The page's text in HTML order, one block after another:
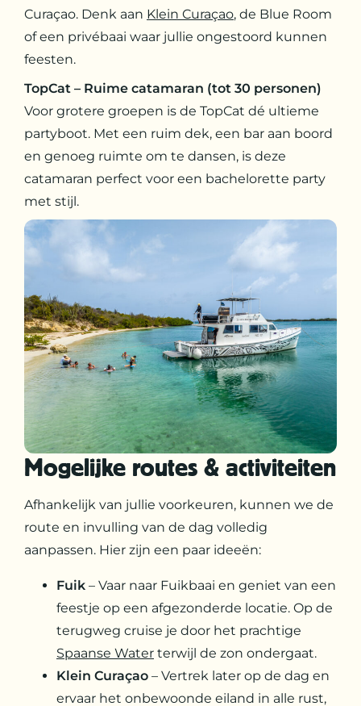
Curaçao. Denk aan Klein Curaçao, de Blue Room
of een privébaai waar jullie ongestoord kunnen
feesten.
TopCat – Ruime catamaran (tot 30 personen)
Voor grotere groepen is de TopCat dé ultieme
partyboot. Met een ruim dek, een bar aan boord
en genoeg ruimte om te dansen, is deze
catamaran perfect voor een bachelorette party
met stijl.
Mogelijke routes & activiteiten
Afhankelijk van jullie voorkeuren, kunnen we de
route en invulling van de dag volledig
aanpassen. Hier zijn een paar ideeën:
Fuik – Vaar naar Fuikbaai en geniet van een
feestje op een afgezonderde locatie. Op de
terugweg cruise je door het prachtige
Spaanse Water terwijl de zon ondergaat.
Klein Curaçao – Vertrek later op de dag en
ervaar het onbewoonde eiland in alle rust,